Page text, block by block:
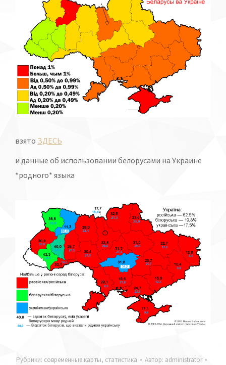
взято ЗДЕСЬ
и данные об использовании белорусами на Украине
*родного* языка
Рубрики: современные карты, статистика Автор: administrator